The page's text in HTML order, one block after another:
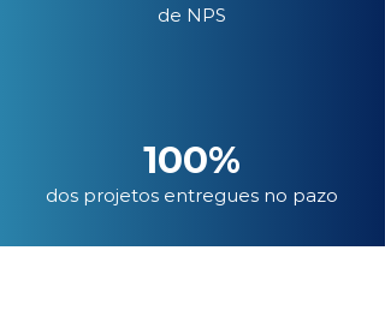
de NPS
100%
dos projetos entregues no pazo